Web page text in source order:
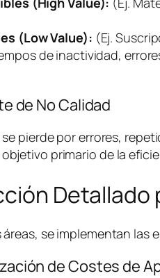
(Low Value): (Ej.
de inactividad,
de No Calidad
pierde por errores,
primario de la
se implementan las
de Costes de